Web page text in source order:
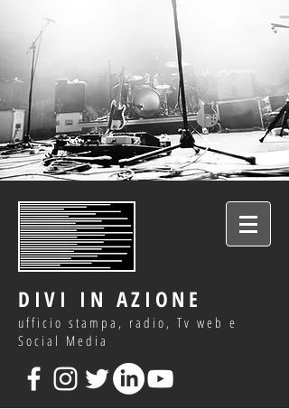
DIVI IN AZIONE
ufficio stampa, radio, Tv web e
Social Media